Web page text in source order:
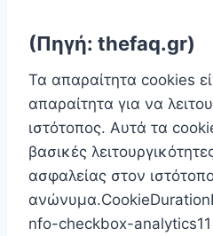
(Πηγή: thefaq.gr)
Τα απαραίτητα cookies
απαραίτητα για να
ιστότοπος. Αυτά τα
βασικές
ασφαλείας στον
nfo-checkbox-